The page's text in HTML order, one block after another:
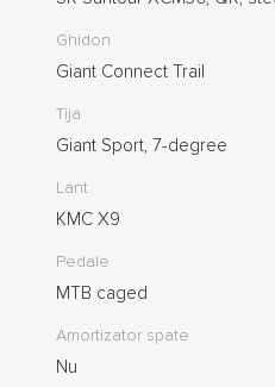
Ghidon
Giant Connect Trail
Tija
Giant Sport, 7-degree
Lant
KMC X9
Pedale
MTB caged
Amortizator spate
Nu